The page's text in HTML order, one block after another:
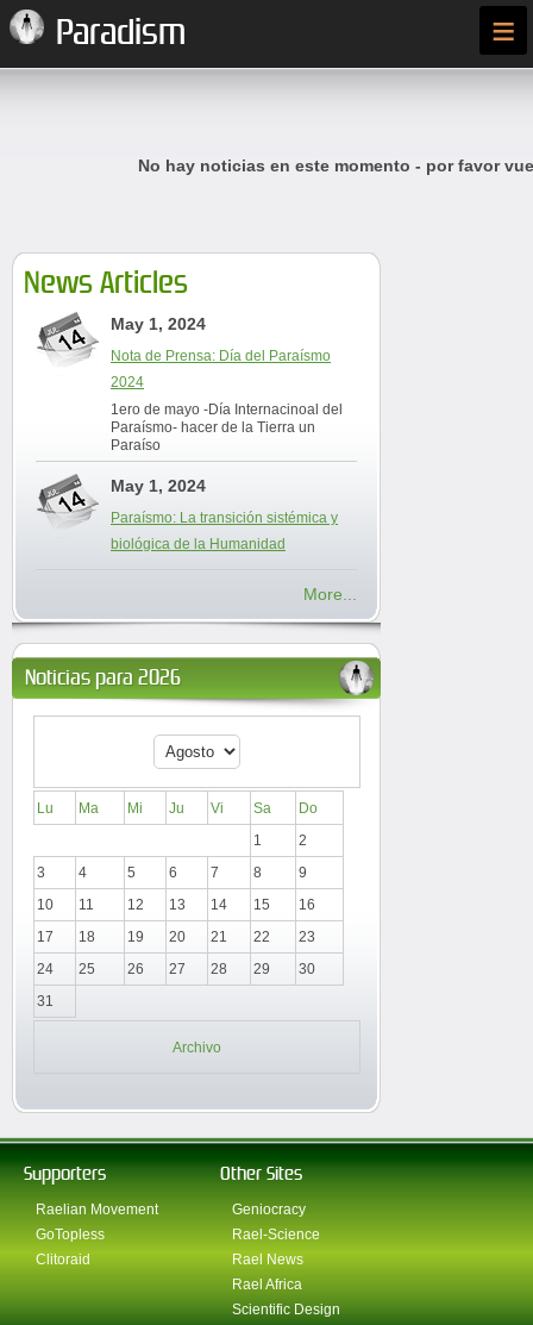
Paradism ≡
No hay noticias en este momento - por favor
News Articles
May 1, 2024
Nota de Prensa: Día del Paraísmo
2024
1ero de mayo -Día Internacinoal del
Paraísmo- hacer de la Tierra un
Paraíso
May 1, 2024
Paraísmo: La transición sistémica y
biológica de la Humanidad
More...
Noticias para 2026
Lu Ma Mi Ju Vi Sa
Do
1
2
3
4 5 6 7 8
9
10
11 12 13 14 15
16
17
18 19 20 21 22
23
24
25 26 27 28 29
30
31
Archivo
Supporters
Raelian Movement
GoTopless
Clitoraid
Other Sites
Geniocracy
Rael-Science
Rael News
Rael Africa
Scientific Design